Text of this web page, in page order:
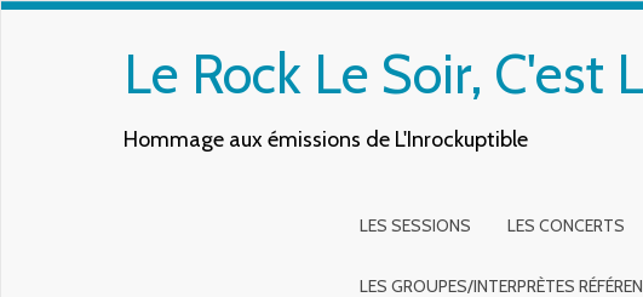
Le Rock Le Soir, C'est
Hommage aux émissions de L'Inrockuptible
LES SESSIONS LES CONCERTS
LES GROUPES/INTERPRÈTES